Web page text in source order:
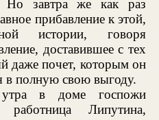
Но завтра же как раз
прибавление к этой,
истории, говоря
доставившее с тех
даже почет, которым он
в полную свою выгоду.
в доме госпожи
работница Липутина,